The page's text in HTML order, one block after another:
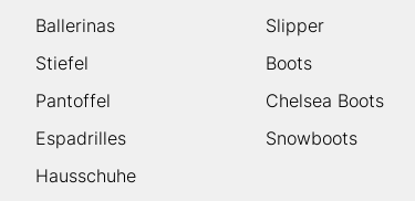
Ballerinas
Slipper
Stiefel
Boots
Pantoffel
Chelsea Boots
Espadrilles
Snowboots
Hausschuhe